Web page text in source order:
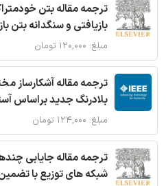
ترجمه مقاله بتن
بازیافتی و سنگدانه بتن
مبلغ: ۱۲۰,۰۰۰ تومان
بلادرنگ جدید براساس
مبلغ: ۱۲۴,۰۰۰ تومان
شبکه های توزیع با